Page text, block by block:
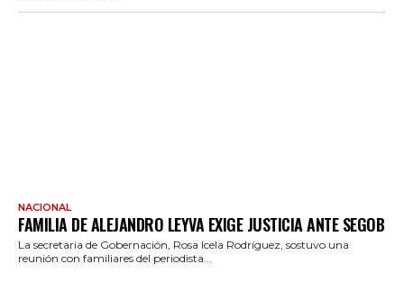
NACIONAL
FAMILIA DE ALEJANDRO LEYVA EXIGE JUSTICIA ANTE SEGOB
La secretaria de Gobernación, Rosa Icela Rodríguez, sostuvo una
reunión con familiares del periodista...